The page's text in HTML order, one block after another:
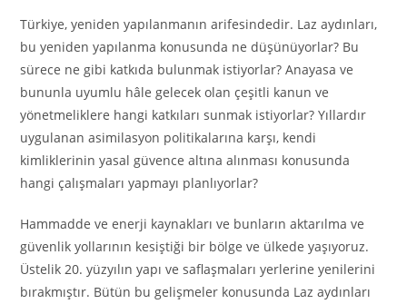
Türkiye, yeniden yapılanmanın arifesindedir. Laz aydınları,
bu yeniden yapılanma konusunda ne düşünüyorlar? Bu
sürece ne gibi katkıda bulunmak istiyorlar? Anayasa ve
bununla uyumlu hâle gelecek olan çeşitli kanun ve
yönetmeliklere hangi katkıları sunmak istiyorlar? Yıllardır
uygulanan asimilasyon politikalarına karşı, kendi
kimliklerinin yasal güvence altına alınması konusunda
hangi çalışmaları yapmayı planlıyorlar?
Hammadde ve enerji kaynakları ve bunların aktarılma ve
güvenlik yollarının kesiştiği bir bölge ve ülkede yaşıyoruz.
Üstelik 20. yüzyılın yapı ve saflaşmaları yerlerine yenilerini
bırakmıştır. Bütün bu gelişmeler konusunda Laz aydınları